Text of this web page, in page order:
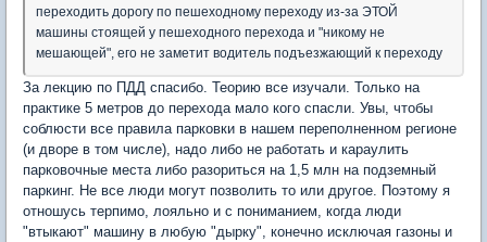
переходить дорогу по пешеходному переходу из-за ЭТОЙ
машины стоящей у пешеходного перехода и "никому не
мешающей", его не заметит водитель подъезжающий к переходу
За лекцию по ПДД спасибо. Теорию все изучали. Только на
практике 5 метров до перехода мало кого спасли. Увы, чтобы
соблюсти все правила парковки в нашем переполненном регионе
(и дворе в том числе), надо либо не работать и караулить
парковочные места либо разориться на 1,5 млн на подземный
паркинг. Не все люди могут позволить то или другое. Поэтому я
отношусь терпимо, лояльно и с пониманием, когда люди
"втыкают" машину в любую "дырку", конечно исключая газоны и